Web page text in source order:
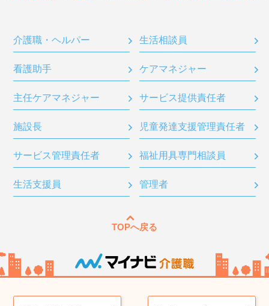
介護職・ヘルパー 生活相談員
看護助手 ケアマネジャー
主任ケアマネジャー サービス提供責任者
施設長 児童発達支援管理責任者
サービス管理責任者 福祉用具専門相談員
生活支援員 管理者
TOPへ戻る